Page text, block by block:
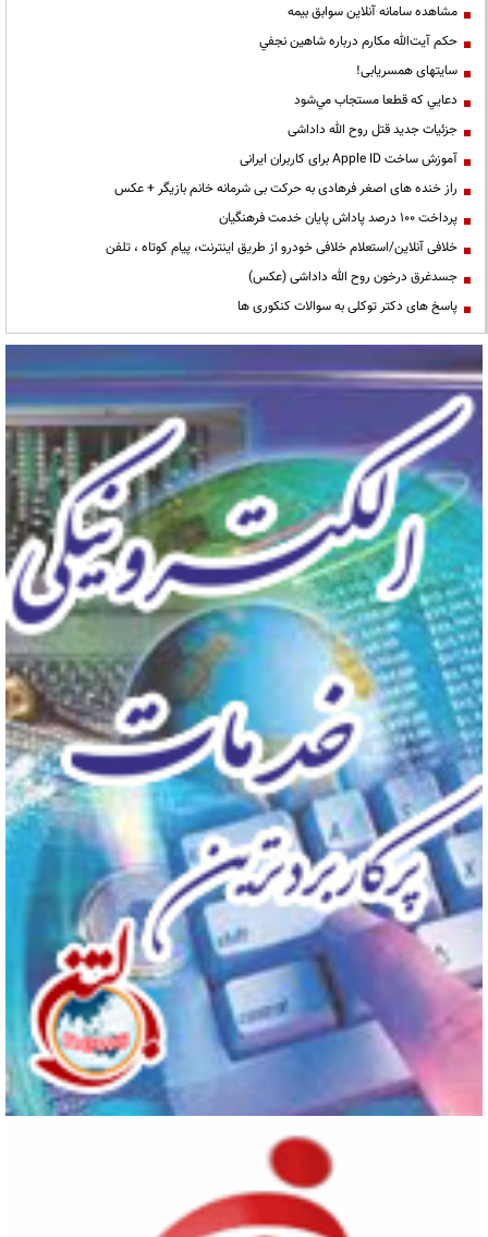
مشاهده سامانه آنلاين سوابق بیمه
حكم آيت‌الله مكارم درباره شاهين نجفي
سایتهای همسریابی!
دعايي كه قطعا مستجاب مي‌شود
جزئیات جدید قتل روح الله داداشی
آموزش ساخت Apple ID برای کاربران ایرانی
راز خنده های اصغر فرهادی به حرکت بی شرمانه خانم بازیگر + عکس
پرداخت ۱۰۰ درصد پاداش پایان خدمت فرهنگیان
خلافی آنلاین/استعلام خلافی خودرو از طریق اینترنت، پیام کوتاه ، تلفن
جسدغرق درخون روح الله داداشی (عکس)
پاسخ های دکتر توکلی به سوالات کنکوری ها